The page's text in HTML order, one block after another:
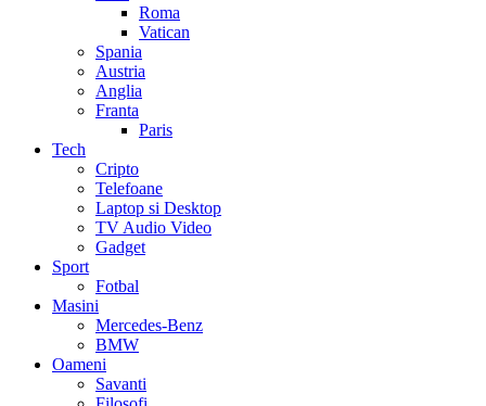
Roma
Vatican
Spania
Austria
Anglia
Franta
Paris
Tech
Cripto
Telefoane
Laptop si Desktop
TV Audio Video
Gadget
Sport
Fotbal
Masini
Mercedes-Benz
BMW
Oameni
Savanti